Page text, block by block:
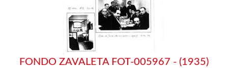
FONDO ZAVALETA FOT-005967 - (1935)